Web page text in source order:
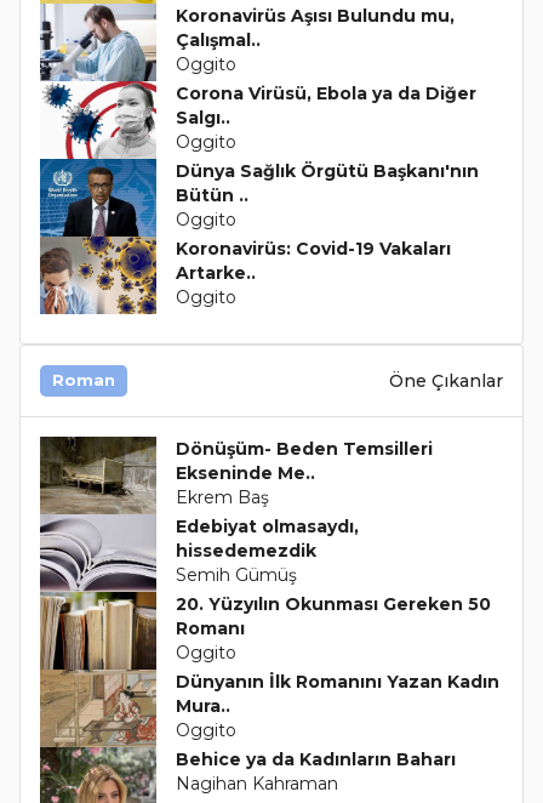
Koronavirüs Aşısı Bulundu mu,
Çalışmal..
Oggito
Corona Virüsü, Ebola ya da Diğer
Salgı..
Oggito
Dünya Sağlık Örgütü Başkanı'nın
Bütün ..
Oggito
Koronavirüs: Covid-19 Vakaları
Artarke..
Oggito
Roman Öne Çıkanlar
Dönüşüm- Beden Temsilleri
Ekseninde Me..
Ekrem Baş
Edebiyat olmasaydı,
hissedemezdik
Semih Gümüş
20. Yüzyılın Okunması Gereken 50
Romanı
Oggito
Dünyanın İlk Romanını Yazan Kadın
Mura..
Oggito
Behice ya da Kadınların Baharı
Nagihan Kahraman